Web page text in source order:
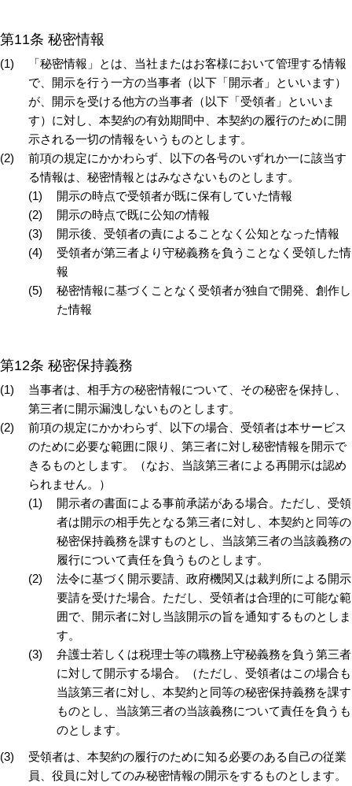
第11条 秘密情報
「秘密情報」とは、当社またはお客様において管理する情報
で、開示を行う一方の当事者（以下「開示者」といいます）
が、開示を受ける他方の当事者（以下「受領者」といいま
す）に対し、本契約の有効期間中、本契約の履行のために開
示される一切の情報をいうものとします。
前項の規定にかかわらず、以下の各号のいずれか一に該当す
る情報は、秘密情報とはみなさないものとします。
開示の時点で受領者が既に保有していた情報
開示の時点で既に公知の情報
開示後、受領者の責によることなく公知となった情報
受領者が第三者より守秘義務を負うことなく受領した情
報
秘密情報に基づくことなく受領者が独自で開発、創作し
た情報
第12条 秘密保持義務
当事者は、相手方の秘密情報について、その秘密を保持し、
第三者に開示漏洩しないものとします。
前項の規定にかかわらず、以下の場合、受領者は本サービス
のために必要な範囲に限り、第三者に対し秘密情報を開示で
きるものとします。（なお、当該第三者による再開示は認め
られません。）
開示者の書面による事前承諾がある場合。ただし、受領
者は開示の相手先となる第三者に対し、本契約と同等の
秘密保持義務を課すものとし、当該第三者の当該義務の
履行について責任を負うものとします。
法令に基づく開示要請、政府機関又は裁判所による開示
要請を受けた場合。ただし、受領者は合理的に可能な範
囲で、開示者に対し当該開示の旨を通知するものとしま
す。
弁護士若しくは税理士等の職務上守秘義務を負う第三者
に対して開示する場合。（ただし、受領者はこの場合も
当該第三者に対し、本契約と同等の秘密保持義務を課す
ものとし、当該第三者の当該義務について責任を負うも
のとします。
受領者は、本契約の履行のために知る必要のある自己の従業
員、役員に対してのみ秘密情報の開示をするものとします。